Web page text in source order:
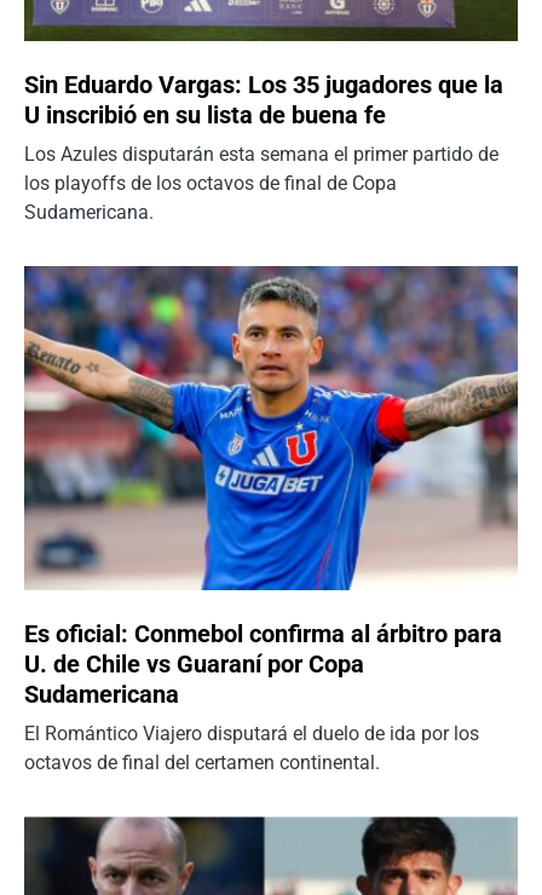
Sin Eduardo Vargas: Los 35 jugadores que la
U inscribió en su lista de buena fe
Los Azules disputarán esta semana el primer partido de
los playoffs de los octavos de final de Copa
Sudamericana.
Es oficial: Conmebol confirma al árbitro para
U. de Chile vs Guaraní por Copa
Sudamericana
El Romántico Viajero disputará el duelo de ida por los
octavos de final del certamen continental.